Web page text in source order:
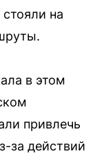
на
в этом
привлечь
за действий